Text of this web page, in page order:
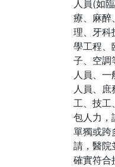
人員(如
療、麻醉
理、牙科
學工程、
子、空調
人員、
人員、
工、技工
包人力，
單獨或跨
請，醫院
確實符合